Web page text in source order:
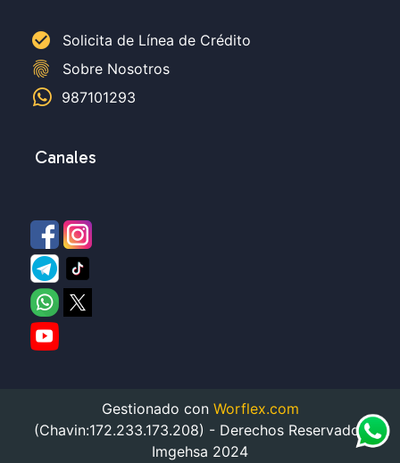
check_circle Solicita de Línea de Crédito
fingerprint
Sobre Nosotros
987101293
Canales
Gestionado con Worflex.com
(Chavin:172.233.173.208) - Derechos Reservados
Imgehsa 2024